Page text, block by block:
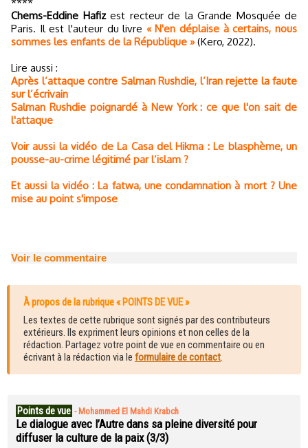
Chems-Eddine Hafizest recteur de la Grande Mosquée de
Paris. Il est l'auteur du livre « N'en déplaise à certains, nous
sommes les enfants de la République »(Kero, 2022).
Lire aussi :
Après l’attaque contre Salman Rushdie, l’Iran rejette la faute
sur l’écrivain
Salman Rushdie poignardé à New York : ce que l'on sait de
l'attaque
Voir aussi la vidéo de La Casa del Hikma : Le blasphème, un
pousse-au-crime légitimé par l’islam ?
Et aussi la vidéo : La fatwa, une condamnation à mort ? Une
mise au point s'impose
Voir le commentaire
À propos de la rubrique « POINTS DE VUE »
Les textes de cette rubrique sont signés par des contributeurs
extérieurs. Ils expriment leurs opinions et non celles de la
rédaction. Partagez votre point de vue en commentaire ou en
écrivant à la rédaction via le formulaire de contact
Points de vue - Mohammed El Mahdi Krabch
Le dialogue avec l’Autre dans sa pleine diversité pour
diffuser la culture de la paix (3/3)